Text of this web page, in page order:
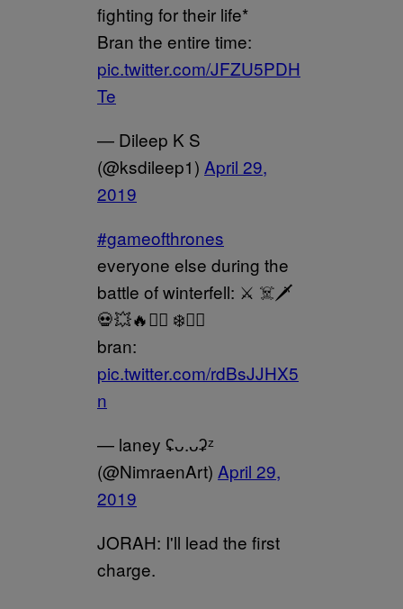
fighting for their life*
Bran the entire time:
pic.twitter.com/JFZU5PDH
Te
— Dileep K S
(@ksdileep1) April 29,
2019
#gameofthrones
everyone else during the
battle of winterfell: ⚔️ ☠️🗡
💀💥🔥🧟‍♀️ ❄️🧟‍♂️
bran:
pic.twitter.com/rdBsJJHX5
n
— laney ʢᴗ.ᴗʡᶻ
(@NimraenArt) April 29,
2019
JORAH: I'll lead the first
charge.